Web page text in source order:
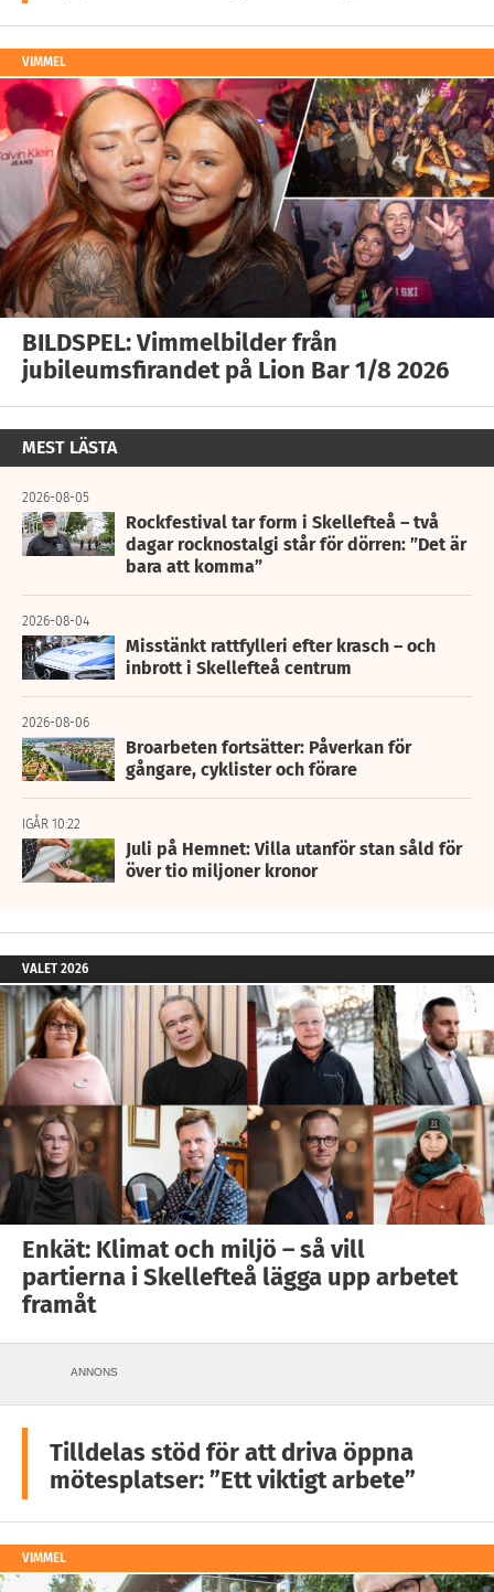
VIMMEL
BILDSPEL: Vimmelbilder från
jubileumsfirandet på Lion Bar 1/8 2026
MEST LÄSTA
2026-08-05
Rockfestival tar form i Skellefteå – två
dagar rocknostalgi står för dörren: ”Det är
bara att komma”
2026-08-04
Misstänkt rattfylleri efter krasch – och
inbrott i Skellefteå centrum
2026-08-06
Broarbeten fortsätter: Påverkan för
gångare, cyklister och förare
IGÅR 10:22
Juli på Hemnet: Villa utanför stan såld för
över tio miljoner kronor
VALET 2026
Enkät: Klimat och miljö – så vill
partierna i Skellefteå lägga upp arbetet
framåt
ANNONS
Tilldelas stöd för att driva öppna
mötesplatser: ”Ett viktigt arbete”
VIMMEL